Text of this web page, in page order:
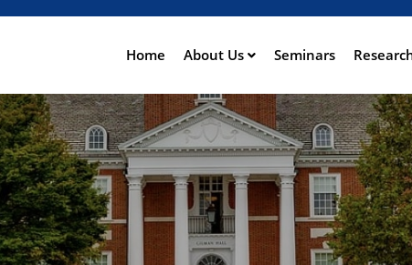
Inhalt
Home About Us Seminars